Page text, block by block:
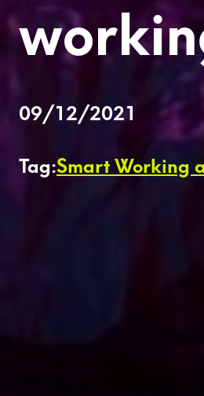
09/12/2021
Tag:Smart Working